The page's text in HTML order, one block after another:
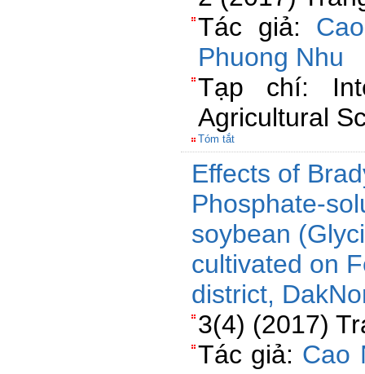
Tác giả:
Phuong Nhu
Tạp chí:
Agricultural
Tóm tắt
Effects of
Phosphate-
soybean
cultivated on
district,
3(4) (2017)
Tác giả: Cao